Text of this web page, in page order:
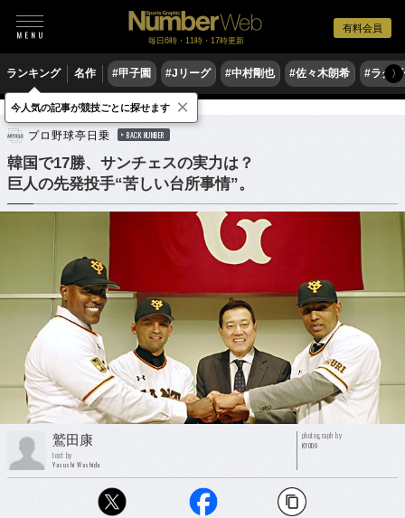
有料会員
毎日6時・11時・17時更新
ランキング 名作 #甲子園 #Jリーグ #中村剛也 #佐々木朗希 #ラグ〉
野球 プロ野球
プロ野球亭日乗 BACK NUMBER
韓国で17勝、サンチェスの実力は？
巨人の先発投手“苦しい台所事情”。
鷲田康
text by
Yasushi Washida
photograph by
KYODO
今人気の記事が競技ごとに探せます ×